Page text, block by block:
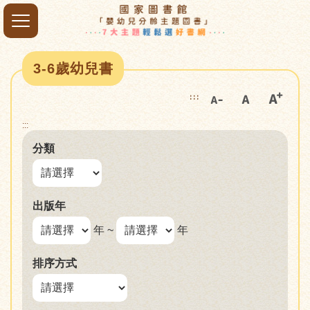
3-6歲幼兒書
:::
:::
分類
出版年
年 ~ 年
排序方式